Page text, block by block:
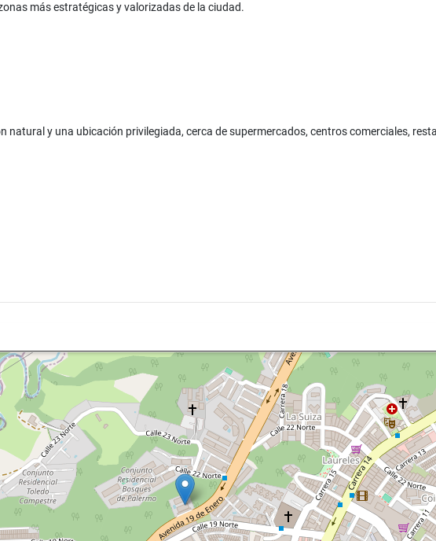
más estratégicas y valorizadas de la ciudad.
natural y una ubicación privilegiada, cerca de supermercados, centros comerciales,